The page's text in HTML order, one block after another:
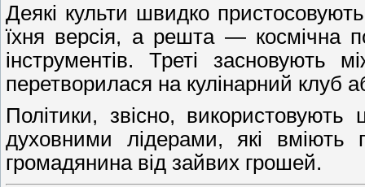
Деякі культи швидко
їхня версія, а решта — космічна
інструментів. Треті засновують
перетворилася на кулінарний клуб
Політики, звісно,
духовними лідерами, які
громадянина від зайвих грошей.